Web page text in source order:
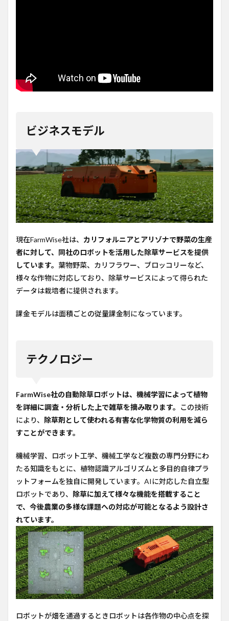
ビジネスモデル
現在FarmWise社は、 カリフォルニアとアリゾナで野菜の生産
者に対して、同社のロボットを活用した除草サービスを提供
しています。 葉物野菜、カリフラワー、ブロッコリーなど、
様々な作物に対応しており、除草サービスによって得られた
データは栽培者に提供されます。
課金モデルは面積ごとの従量課金制になっています。
テクノロジー
FarmWise社の自動除草ロボットは、機械学習によって植物
を詳細に調査・分析した上で雑草を摘み取ります。
この技術
により、 除草剤として使われる有害な化学物質の利用を減ら
すことができます。
機械学習、ロボット工学、機械工学など複数の専門分野にわ
たる知識をもとに、植物認識アルゴリズムと多目的自律プラ
ットフォームを独自に開発しています。AIに対応した自立型
ロボットであり、 除草に加えて様々な機能を搭載すること
で、今後農業の多様な課題への対応が可能となるよう設計さ
れています。
ロボットが畑を通過するときロボットは各作物の中心点を探